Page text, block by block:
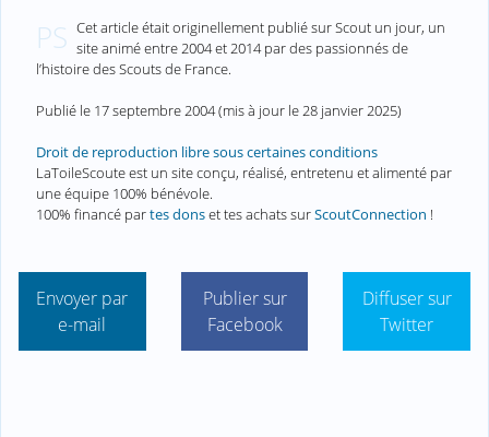
PS Cet article était originellement publié sur Scout un jour, un
site animé entre 2004 et 2014 par des passionnés de
l’histoire des Scouts de France.
Publié le 17 septembre 2004(mis à jour le28 janvier 2025)
Droit de reproduction libre sous certaines conditions
LaToileScoute est un site conçu, réalisé, entretenu et alimenté par
une équipe 100% bénévole.
100% financé partes donset tes achats surScoutConnection !
Envoyer par
e-mail
Publier sur
Facebook
Diffuser sur
Twitter